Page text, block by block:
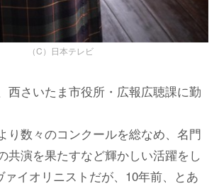
（C）日本テレビ
西さいたま市役所・広報広聴課に勤
り数々のコンクールを総なめ、名門
共演を果たすなど輝かしい活躍をし
ァイオリニストだが、10年前、とあ